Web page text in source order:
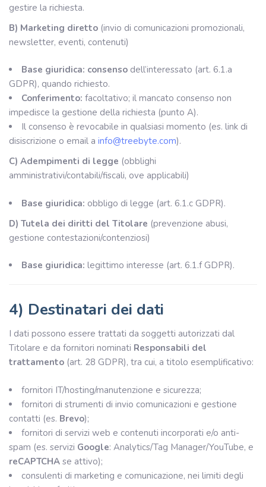
gestire la richiesta.
B) Marketing diretto (invio di comunicazioni promozionali,
newsletter, eventi, contenuti)
Base giuridica: consenso dell’interessato (art. 6.1.a
GDPR), quando richiesto.
Conferimento: facoltativo; il mancato consenso non
impedisce la gestione della richiesta (punto A).
Il consenso è revocabile in qualsiasi momento (es. link di
disiscrizione o email a info@treebyte.com).
C) Adempimenti di legge (obblighi
amministrativi/contabili/fiscali, ove applicabili)
Base giuridica: obbligo di legge (art. 6.1.c GDPR).
D) Tutela dei diritti del Titolare (prevenzione abusi,
gestione contestazioni/contenziosi)
Base giuridica: legittimo interesse (art. 6.1.f GDPR).
4) Destinatari dei dati
I dati possono essere trattati da soggetti autorizzati dal
Titolare e da fornitori nominati Responsabili del
trattamento (art. 28 GDPR), tra cui, a titolo esemplificativo:
fornitori IT/hosting/manutenzione e sicurezza;
fornitori di strumenti di invio comunicazioni e gestione
contatti (es. Brevo);
fornitori di servizi web e contenuti incorporati e/o anti-
spam (es. servizi Google: Analytics/Tag Manager/YouTube, e
reCAPTCHA se attivo);
consulenti di marketing e comunicazione, nei limiti degli